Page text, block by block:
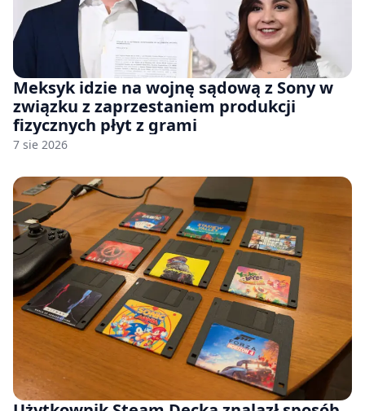
Meksyk idzie na wojnę sądową z Sony w
związku z zaprzestaniem produkcji
fizycznych płyt z grami
7 sie 2026